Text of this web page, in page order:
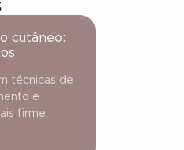
cutâneo:
técnicas de
e
firme,